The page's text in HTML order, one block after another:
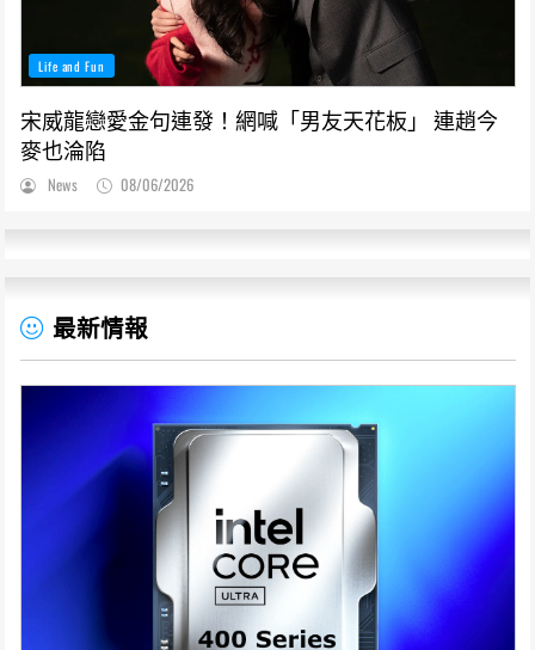
Life and Fun
宋威龍戀愛金句連發！網喊「男友天花板」 連趙今
麥也淪陷
News 08/06/2026
最新情報